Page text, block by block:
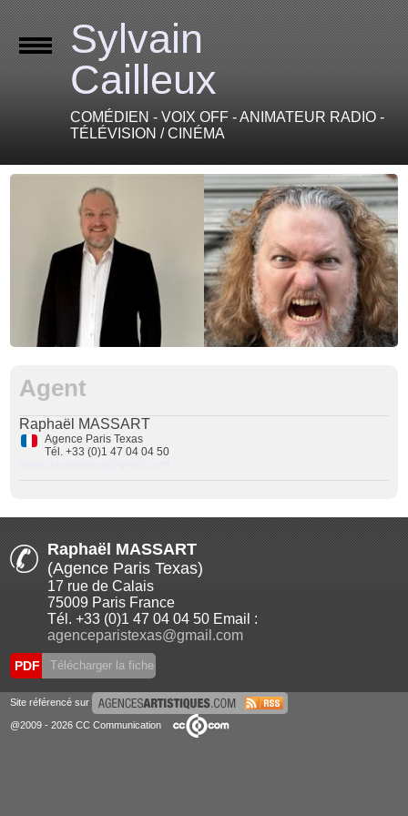
Sylvain
Cailleux
COMÉDIEN - VOIX OFF - ANIMATEUR RADIO -
TÉLÉVISION / CINÉMA
Agent
Raphaël MASSART
Agence Paris Texas
Tél. +33 (0)1 47 04 04 50
Raphaël MASSART
(Agence Paris Texas)
17 rue de Calais
75009 Paris France
Tél. +33 (0)1 47 04 04 50 Email :
agenceparistexas@gmail.com
PDF Télécharger la fiche
Site référencé sur
@2009 - 2026 CC Communication